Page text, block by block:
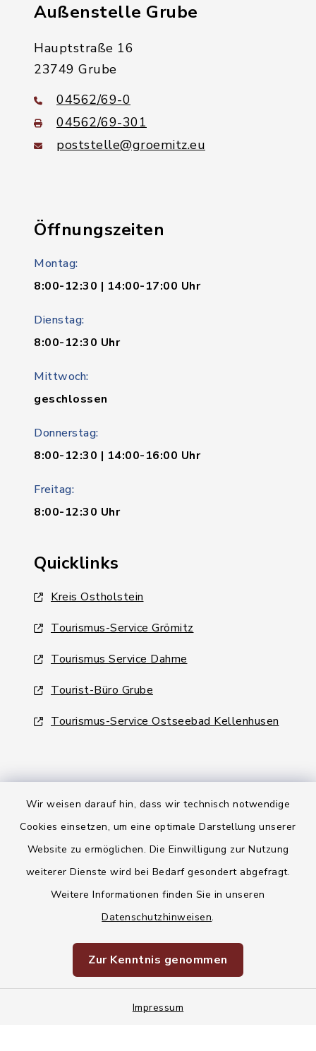
Wir weisen darauf hin, dass wir technisch notwendige
Cookies einsetzen, um eine optimale Darstellung unserer
Website zu ermöglichen. Die Einwilligung zur Nutzung
weiterer Dienste wird bei Bedarf gesondert abgefragt.
Weitere Informationen finden Sie in unseren
Datenschutzhinweisen.
Zur Kenntnis genommen
Impressum
Außenstelle Grube
Hauptstraße 16
23749 Grube
04562/69-0
04562/69-301
poststelle@groemitz.eu
Öffnungszeiten
Montag:
8:00-12:30 | 14:00-17:00 Uhr
Dienstag:
8:00-12:30 Uhr
Mittwoch:
geschlossen
Donnerstag:
8:00-12:30 | 14:00-16:00 Uhr
Freitag:
8:00-12:30 Uhr
Quicklinks
Kreis Ostholstein
Tourismus-Service Grömitz
Tourismus Service Dahme
Tourist-Büro Grube
Tourismus-Service Ostseebad Kellenhusen
Kontakt
Datenschutz
Impressum
Sitemap